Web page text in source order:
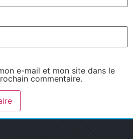
e-mail et mon site dans le
commentaire.